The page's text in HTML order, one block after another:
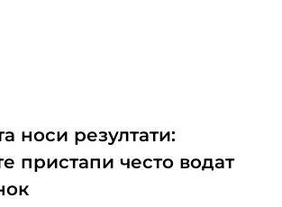
носи резултати:
пристапи често водат